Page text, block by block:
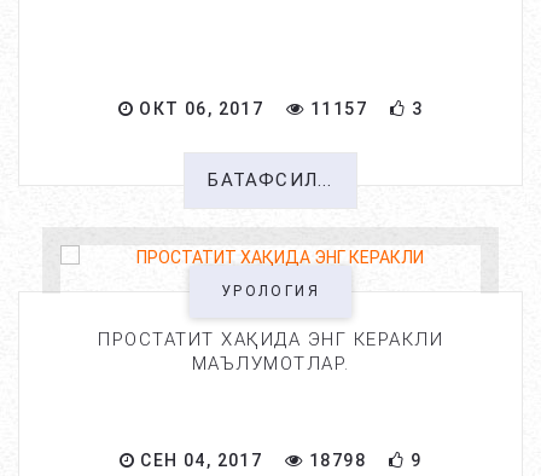
ОКТ 06, 2017 11157 3
БАТАФСИЛ...
УРОЛОГИЯ
ПРОСТАТИТ ХАҚИДА ЭНГ КЕРАКЛИ
МАЪЛУМОТЛАР.
СЕН 04, 2017 18798 9